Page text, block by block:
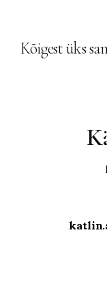
Kõigest üks